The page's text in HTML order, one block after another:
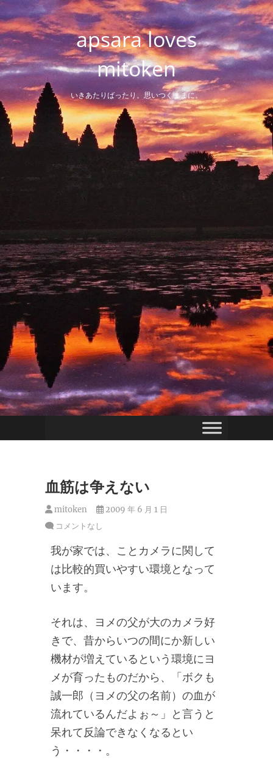
Skip
to
content
apsara loves
mitoken
いきあたりばったり。思いつくままに。
血筋は争えない
mitoken
2009 年 6 月 1 日
コメントなし
我が家では、ことカメラに関して
は比較的買いやすい環境となって
います。
それは、ヨメの父が大のカメラ好
きで、昔からいつの間にか新しい
機材が増えているという環境にヨ
メが育ったものだから、「ボクも
誠一郎（ヨメの父の名前）の血が
流れているんだよぉ～」と言うと
呆れて反論できなくなるとい
う・・・・。